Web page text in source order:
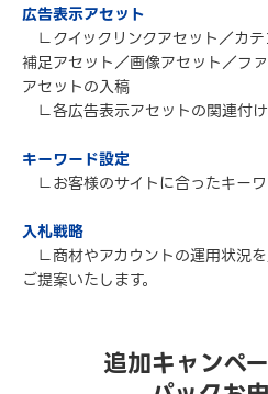
広告表示アセット
∟クイックリンクアセット／カ
補足アセット／画像アセット／フ
アセットの入稿
∟各広告表示アセットの関連付け
キーワード設定
∟お客様のサイトに合ったキーワ
入札戦略
∟商材やアカウントの運用状況
ご提案いたします。
追加キャンペ